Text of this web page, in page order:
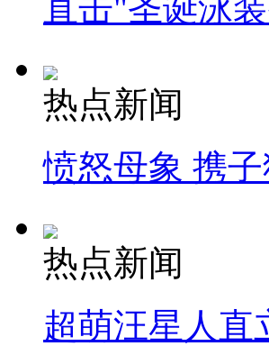
直击"圣诞泳
热点新闻
愤怒母象 携
热点新闻
超萌汪星人直